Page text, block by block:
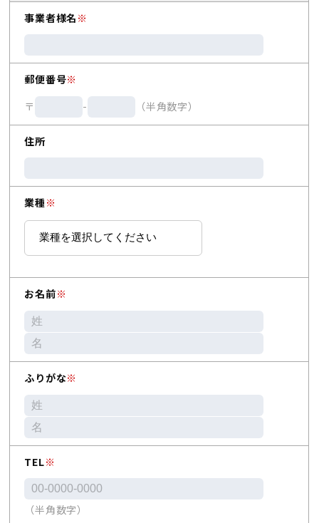
事業者様名 ※
郵便番号※
〒
- （半角数字）
住所
業種 ※
お名前※
ふりがな※
TEL※
（半角数字）